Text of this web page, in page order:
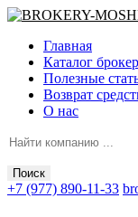
Главная
Каталог
Полезные
Возврат
О нас
Поиск
+7 (977) 890-11-33